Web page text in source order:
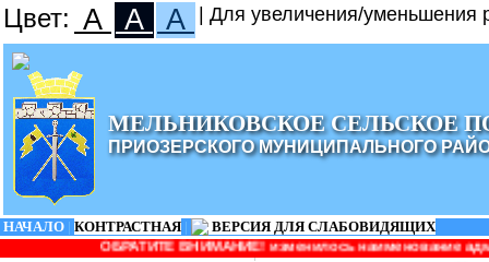
Цвет: A A A | Для увеличения/
МЕЛЬНИКОВСКОЕ СЕЛЬСКОЕ
ПРИОЗЕРСКОГО МУНИЦИПАЛЬНОГО
НАЧАЛО | КОНТРАСТНАЯ |
ВЕРСИЯ ДЛЯ СЛАБОВИДЯЩИХ
ВНИМАНИЕ! изменилось наименование администрации: